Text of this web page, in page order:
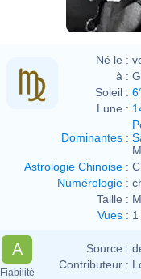
Né le :
à :
Soleil :
Lune :
Dominantes :
Astrologie Chinoise :
Numérologie :
Taille :
Vues :
A
Fiabilité
Source :
Contributeur :